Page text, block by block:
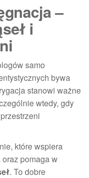
–
i
samo
bywa
stanowi ważne
wtedy, gdy
które wspiera
pomaga w
. To dobre